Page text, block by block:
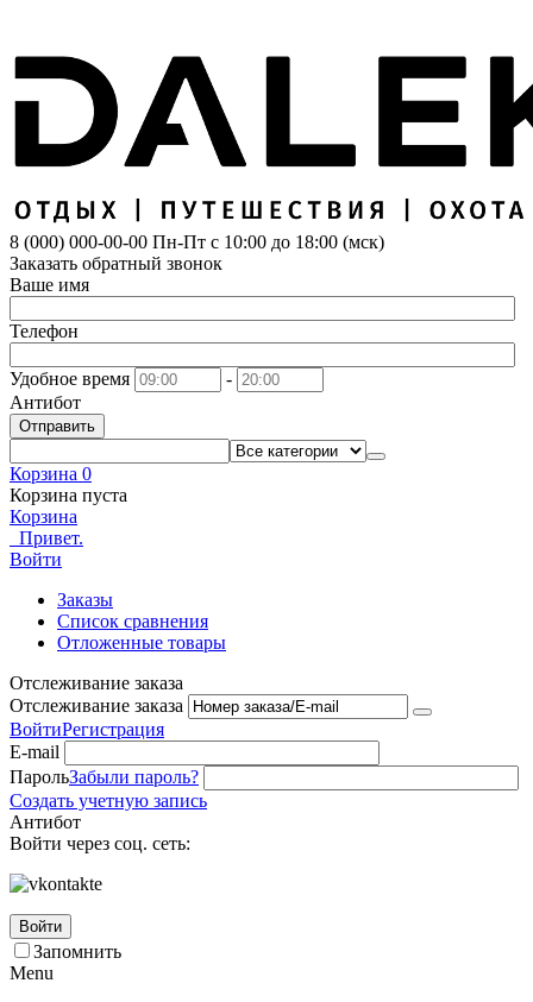
8 (000) 000-00-00 Пн-Пт с 10:00 до 18:00 (мск)
Заказать обратный звонок
Ваше имя
Телефон
Удобное время
-
Антибот
Отправить
Корзина 0
Корзина пуста
Корзина
Привет.
Войти
Заказы
Список сравнения
Отложенные товары
Отслеживание заказа
Отслеживание заказа
ВойтиРегистрация
E-mail
ПарольЗабыли пароль?
Создать учетную запись
Антибот
Войти через соц. сеть:
Войти
Запомнить
Menu